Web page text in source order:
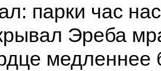
час
Эреба
медленнее